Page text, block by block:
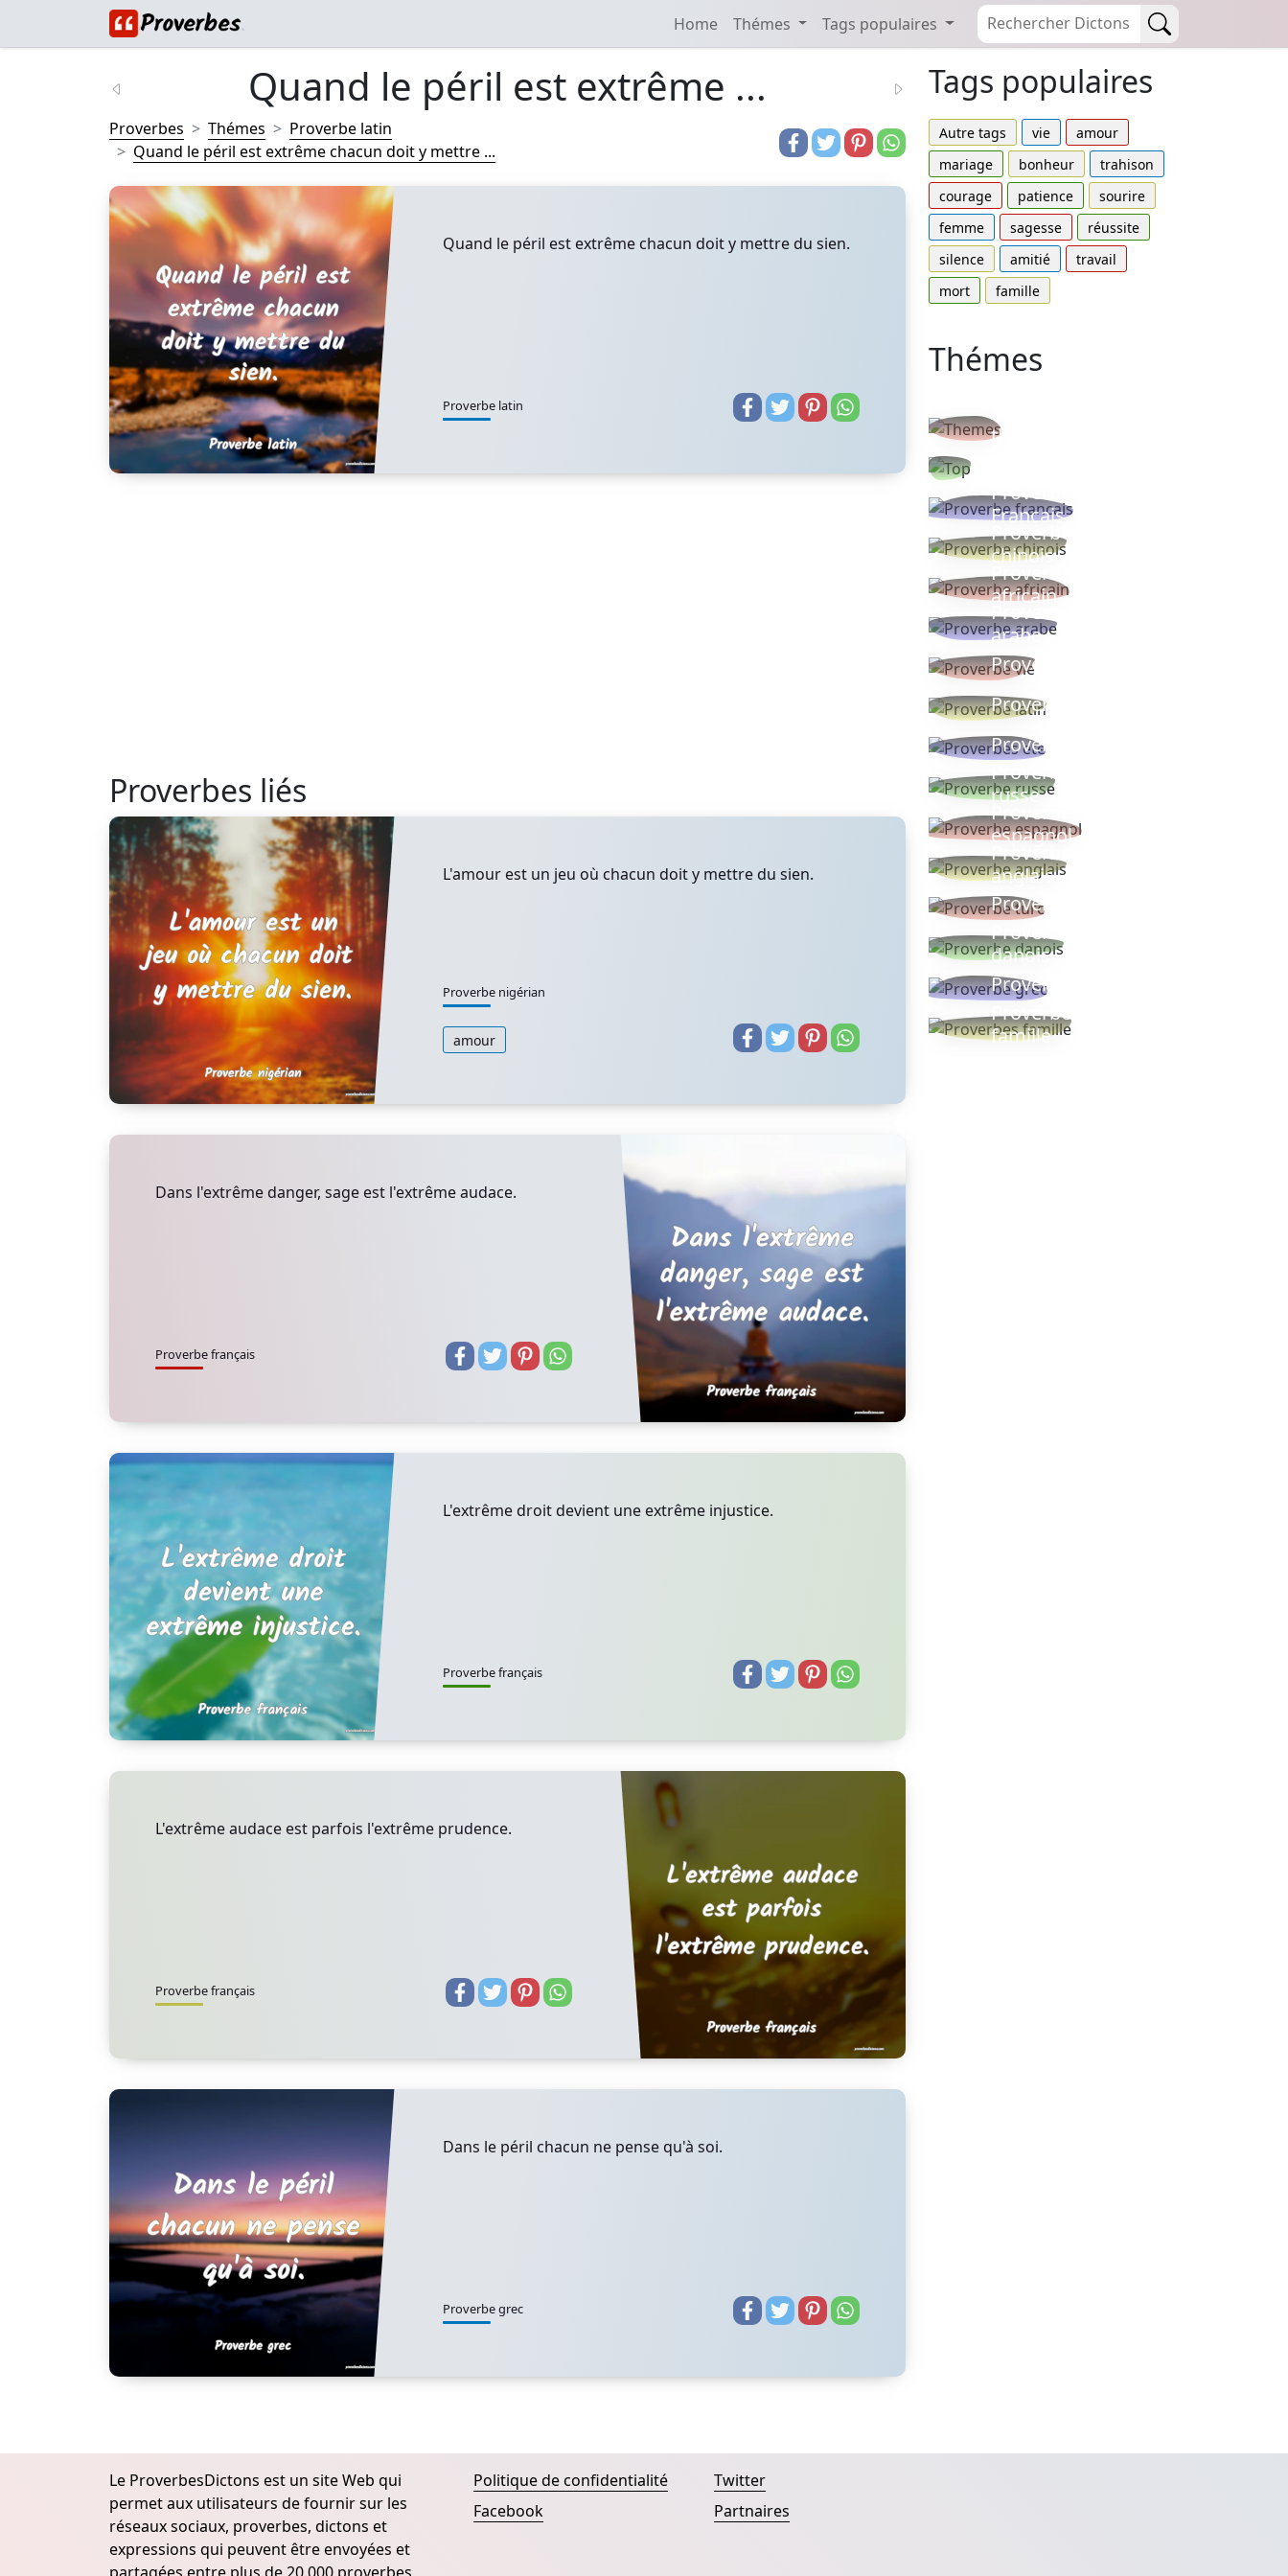
Home Thémes Tags populaires
Quand le péril est extrême ...
Proverbes Thémes
Proverbe latin
Quand le péril est extrême chacun doit y mettre ...
Quand le péril est extrême chacun doit y mettre du sien.
Proverbe latin
Proverbes liés
L'amour est un jeu où chacun doit y mettre du sien.
Proverbe nigérian
amour
Dans l'extrême danger, sage est l'extrême audace.
Proverbe français
L'extrême droit devient une extrême injustice.
Proverbe français
L'extrême audace est parfois l'extrême prudence.
Proverbe français
Dans le péril chacun ne pense qu'à soi.
Proverbe grec
Tags populaires
Autre tags vie
amour
mariage
bonheur
trahison
courage
patience
sourire
femme
sagesse
réussite
silence
amitié
travail
mort
famille
Thémes
thèmes
Proverbe
Français
Proverbe
chinois
Proverbe
africain
Proverbe
arabe
Proverbe vie
Proverbe latin
Proverbes ete
Proverbe
russe
Proverbe
espagnol
Proverbe
anglais
Proverbe turc
Proverbe
danois
Proverbe grec
Proverbes
famille
Le ProverbesDictons est un site Web qui
permet aux utilisateurs de fournir sur les
réseaux sociaux, proverbes, dictons et
expressions qui peuvent être envoyées et
Politique de confidentialité
Facebook
Twitter
Partnaires